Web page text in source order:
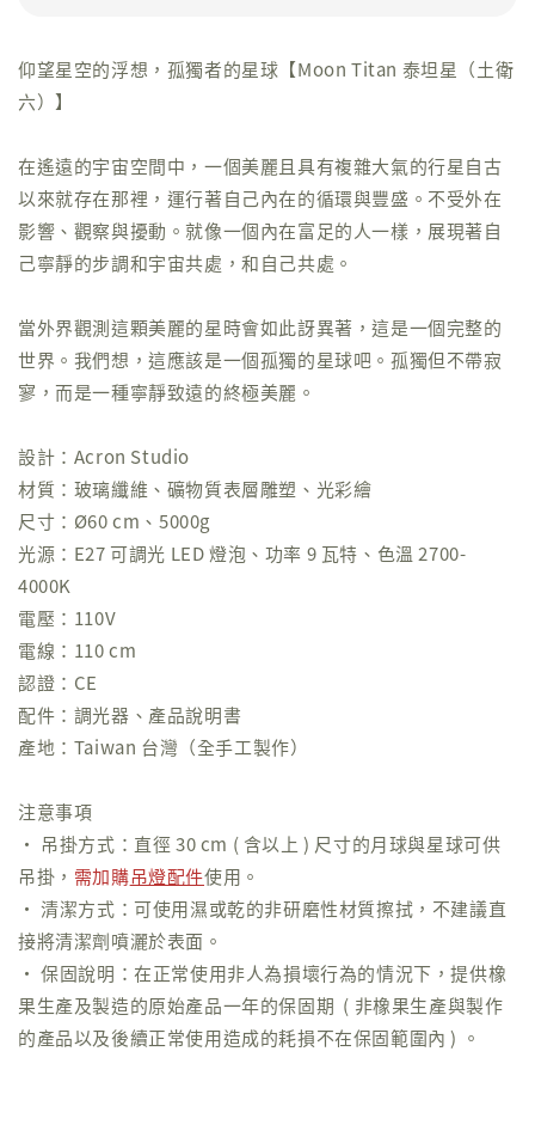
仰望星空的浮想，孤獨者的星球【Moon Titan 泰坦星（土衛
六）】
在遙遠的宇宙空間中，一個美麗且具有複雜大氣的行星自古
以來就存在那裡，運行著自己內在的循環與豐盛。不受外在
影響、觀察與擾動。就像一個內在富足的人一樣，展現著自
己寧靜的步調和宇宙共處，和自己共處。
當外界觀測這顆美麗的星時會如此訝異著，這是一個完整的
世界。我們想，這應該是一個孤獨的星球吧。孤獨但不帶寂
寥，而是一種寧靜致遠的終極美麗。
設計：Acron Studio
材質：玻璃纖維、礦物質表層雕塑、光彩繪
尺寸：Ø60 cm、5000g
光源：E27 可調光 LED 燈泡、功率 9 瓦特、色溫 2700-
4000K
電壓：110V
電線：110 cm
認證：CE
配件：調光器、產品說明書
產地：Taiwan 台灣（全手工製作）
注意事項
• 吊掛方式：直徑 30 cm ( 含以上 ) 尺寸的月球與星球可供
吊掛， 需加購吊燈配件使用。
• 清潔方式：可使用濕或乾的非研磨性材質擦拭，不建議直
接將清潔劑噴灑於表面。
• 保固說明：在正常使用非人為損壞行為的情況下，提供橡
果生產及製造的原始產品一年的保固期 ( 非橡果生產與製作
的產品以及後續正常使用造成的耗損不在保固範圍內 ) 。